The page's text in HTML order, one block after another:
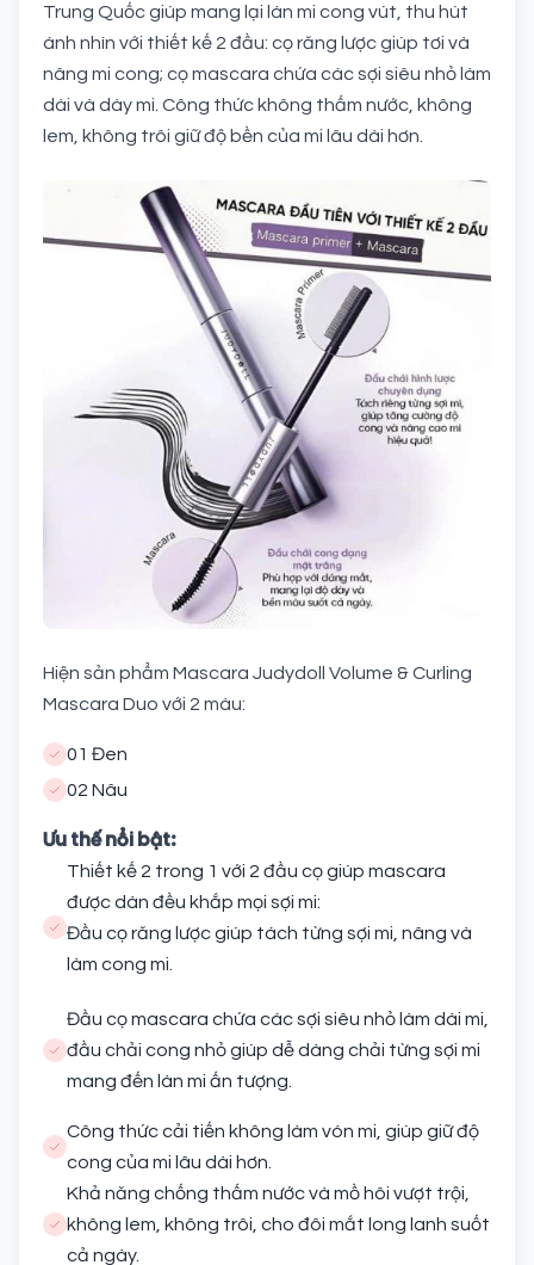
Trung Quốc giúp mang lại làn mi cong vút, thu hút
ánh nhìn với thiết kế 2 đầu: cọ răng lược giúp tơi và
nâng mi cong; cọ mascara chứa các sợi siêu nhỏ làm
dài và dày mi. Công thức không thấm nước, không
lem, không trôi giữ độ bền của mi lâu dài hơn.
Hiện sản phẩm Mascara Judydoll Volume & Curling
Mascara Duo với 2 màu:
01 Đen
02 Nâu
Ưu thế nổi bật:
Thiết kế 2 trong 1 với 2 đầu cọ giúp mascara
được dàn đều khắp mọi sợi mi:
Đầu cọ răng lược giúp tách từng sợi mi, nâng và
làm cong mi.
Đầu cọ mascara chứa các sợi siêu nhỏ làm dài mi,
đầu chải cong nhỏ giúp dễ dàng chải từng sợi mi
mang đến làn mi ấn tượng.
Công thức cải tiến không làm vón mi, giúp giữ độ
cong của mi lâu dài hơn.
Khả năng chống thấm nước và mồ hôi vượt trội,
không lem, không trôi, cho đôi mắt long lanh suốt
cả ngày.